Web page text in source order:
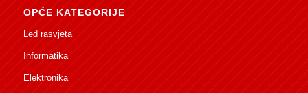
OPĆE KATEGORIJE
Led rasvjeta
Informatika
Elektronika